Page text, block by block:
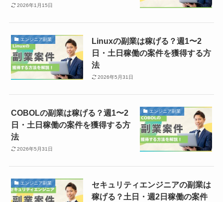
2026年1月15日
エンジニア副業
Linuxの副業は稼げる？週1〜2
日・土日稼働の案件を獲得する方
法
2026年5月31日
エンジニア副業
COBOLの副業は稼げる？週1〜2
日・土日稼働の案件を獲得する方
法
2026年5月31日
エンジニア副業
セキュリティエンジニアの副業は
稼げる？土日・週2日稼働の案件